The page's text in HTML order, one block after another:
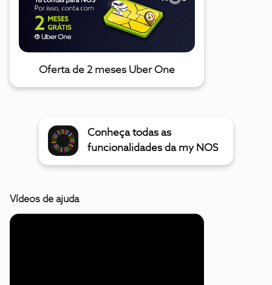
Oferta de 2 meses Uber One
Conheça todas as
funcionalidades da my NOS
Vídeos de ajuda